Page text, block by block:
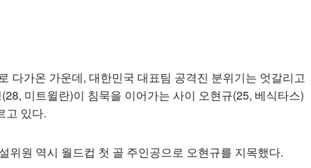
다가온 가운데, 대한민국 대표팀 공격진 분위기는 엇갈리고
미트윌란)이 침묵을 이어가는 사이 오현규(25, 베식타스)
고 있다.
위원 역시 월드컵 첫 골 주인공으로 오현규를 지목했다.